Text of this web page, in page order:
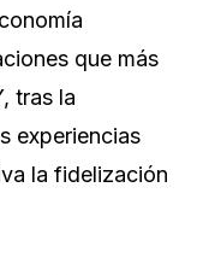
que más
tras la
experiencias
la fidelización